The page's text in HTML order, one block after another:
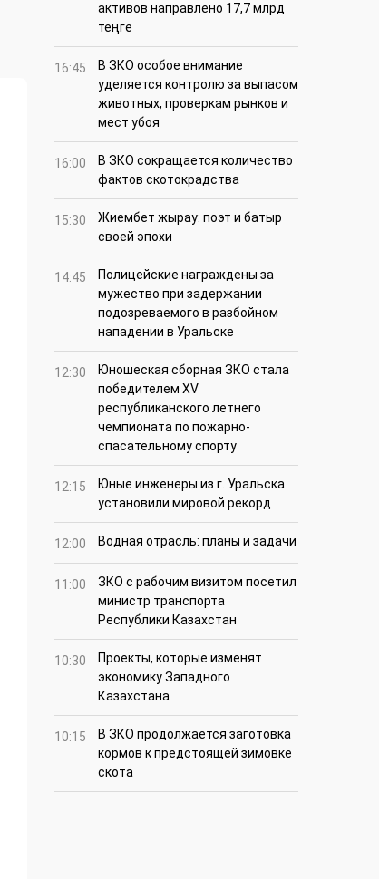
активов направлено 17,7 млрд
теңге
16:45
В ЗКО особое внимание
уделяется контролю за выпасом
животных, проверкам рынков и
мест убоя
16:00
В ЗКО сокращается количество
фактов скотокрадства
15:30
Жиембет жырау: поэт и батыр
своей эпохи
14:45
Полицейские награждены за
мужество при задержании
подозреваемого в разбойном
нападении в Уральске
12:30
Юношеская сборная ЗКО стала
победителем XV
республиканского летнего
чемпионата по пожарно-
спасательному спорту
12:15
Юные инженеры из г. Уральска
установили мировой рекорд
12:00 Водная отрасль: планы и задачи
11:00
ЗКО с рабочим визитом посетил
министр транспорта
Республики Казахстан
10:30
Проекты, которые изменят
экономику Западного
Казахстана
10:15
В ЗКО продолжается заготовка
кормов к предстоящей зимовке
скота